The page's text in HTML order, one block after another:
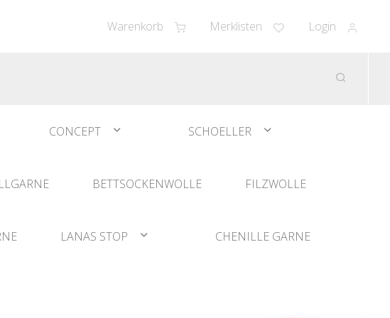
Warenkorb Merklisten Login
CONCEPT SCHOELLER
BETTSOCKENWOLLE FILZWOLLE
LANAS STOP CHENILLE GARNE